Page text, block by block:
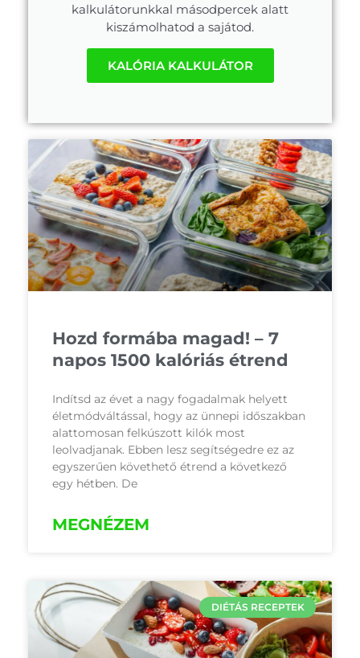
kalkulátorunkkal másodpercek alatt
kiszámolhatod a sajátod.
KALÓRIA KALKULÁTOR
Hozd formába magad! – 7
napos 1500 kalóriás étrend
Indítsd az évet a nagy fogadalmak helyett
életmódváltással, hogy az ünnepi időszakban
alattomosan felkúszott kilók most
leolvadjanak. Ebben lesz segítségedre ez az
egyszerűen követhető étrend a következő
egy hétben. De
MEGNÉZEM
DIÉTÁS RECEPTEK